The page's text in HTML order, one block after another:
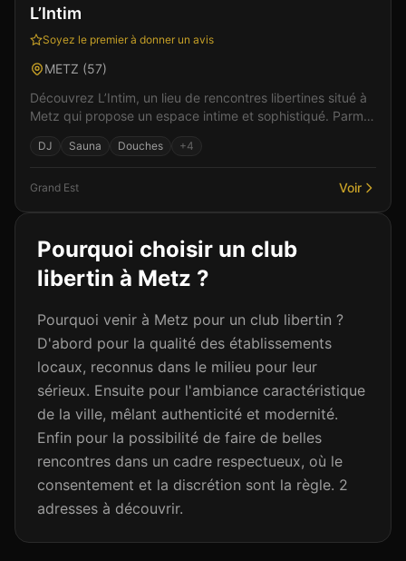
L’Intim
Soyez le premier à donner un avis
METZ (57)
Découvrez L’Intim, un lieu de rencontres libertines situé à
Metz qui propose un espace intime et sophistiqué. Parmi
DJ Sauna Douches +4
Grand Est Voir
Pourquoi choisir un club
libertin à Metz ?
Pourquoi venir à Metz pour un club libertin ?
D'abord pour la qualité des établissements
locaux, reconnus dans le milieu pour leur
sérieux. Ensuite pour l'ambiance caractéristique
de la ville, mêlant authenticité et modernité.
Enfin pour la possibilité de faire de belles
rencontres dans un cadre respectueux, où le
consentement et la discrétion sont la règle. 2
adresses à découvrir.